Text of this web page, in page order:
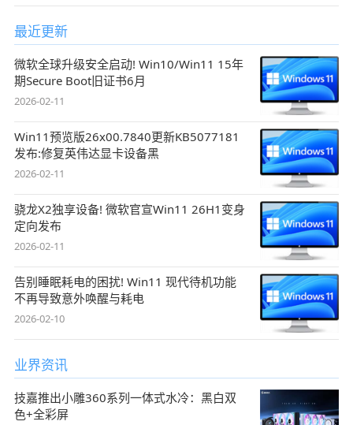
最近更新
微软全球升级安全启动! Win10/Win11 15年
期Secure Boot旧证书6月
2026-02-11
Win11预览版26x00.7840更新KB5077181
发布:修复英伟达显卡设备黑
2026-02-11
骁龙X2独享设备! 微软官宣Win11 26H1变身
定向发布
2026-02-11
告别睡眠耗电的困扰! Win11 现代待机功能
不再导致意外唤醒与耗电
2026-02-10
业界资讯
技嘉推出小雕360系列一体式水冷：黑白双
色+全彩屏